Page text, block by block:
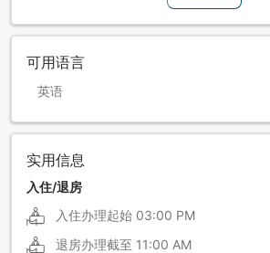
可用语言
英语
实用信息
入住/退房
入住办理起始 03:00 PM
退房办理截至 11:00 AM